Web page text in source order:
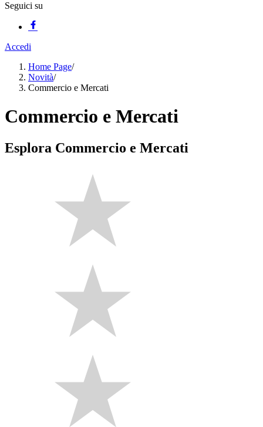
Seguici su
Accedi
Home Page/
Novità/
Commercio e Mercati
Commercio e Mercati
Esplora Commercio e Mercati